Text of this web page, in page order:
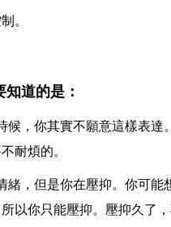
。
道的是：
候，你其實不願意這樣表
耐煩的。
緒，但是你在壓抑。你可
以你只能壓抑。壓抑久了